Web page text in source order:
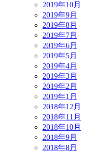
2019年10月
2019年9月
2019年8月
2019年7月
2019年6月
2019年5月
2019年4月
2019年3月
2019年2月
2019年1月
2018年12月
2018年11月
2018年10月
2018年9月
2018年8月